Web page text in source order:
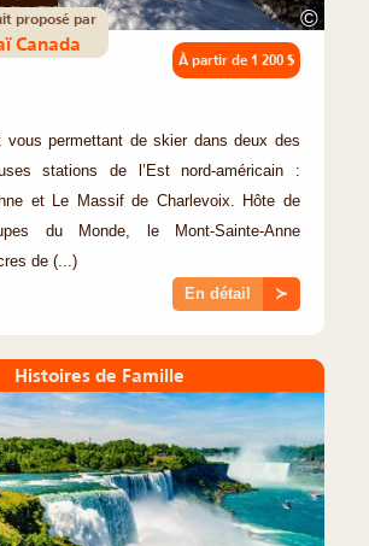
©
proposé par
Canada
À partir de 1 200 $
vous permettant de skier dans deux des
stations de l’Est nord-américain :
et Le Massif de Charlevoix. Hôte de
du Monde, le Mont-Sainte-Anne
de (...)
En détail ≻
Histoires de Famille